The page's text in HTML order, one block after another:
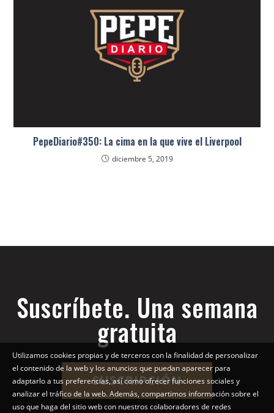
PepeDiario#350: La cima en la que vive el Liverpool
diciembre 5, 2019
Suscríbete. Una semana
gratuita
SUSCRIPCIÓN
Utilizamos cookies propias y de terceros con la finalidad de personalizar
el contenido de la web y los anuncios que puedan aparecer para
adaptarlo a tus preferencias, así como ofrecer funciones sociales y
analizar el tráfico de la web. Además, compartimos información sobre el
uso que haga del sitio web con nuestros colaboradores de redes